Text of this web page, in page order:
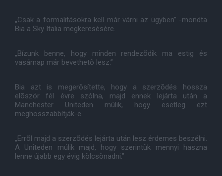
„Csak a formalitásokra kell már várni az ügyben” -mondta
Bia a Sky Italia megkeresésére.
„Bízunk benne, hogy minden rendezõdik ma estig és
vasárnap már bevethetõ lesz.”
Bia azt is megerõsítette, hogy a szerzõdés hossza
elõször fél évre szólna, majd ennek lejárta után a
Manchester Uniteden múlik, hogy esetleg ezt
meghosszabbítják-e.
„Errõl majd a szerzõdés lejárta után lesz érdemes beszélni.
A Uniteden múlik majd, hogy szerintük mennyi haszna
lenne újabb egy évig kölcsönadni.”